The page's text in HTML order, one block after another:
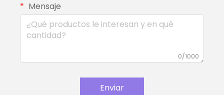
Mensaje
0/1000
Enviar